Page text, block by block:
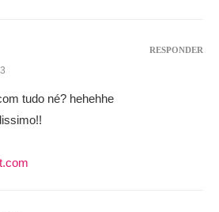
tudo né? hehehhe
RESPONDER